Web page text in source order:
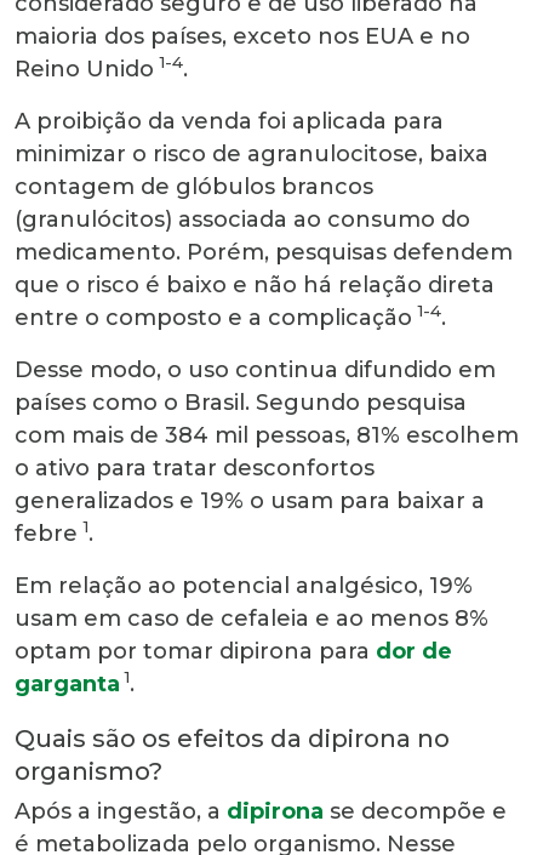
maioria dos países, exceto nos EUA e no
Reino Unido 1-4.
A proibição da venda foi aplicada para
minimizar o risco de agranulocitose, baixa
contagem de glóbulos brancos
(granulócitos) associada ao consumo do
medicamento. Porém, pesquisas defendem
que o risco é baixo e não há relação direta
entre o composto e a complicação 1-4.
Desse modo, o uso continua difundido em
países como o Brasil. Segundo pesquisa
com mais de 384 mil pessoas, 81% escolhem
o ativo para tratar desconfortos
generalizados e 19% o usam para baixar a
febre 1.
Em relação ao potencial analgésico, 19%
usam em caso de cefaleia e ao menos 8%
optam por tomar dipirona para dor de
garganta 1.
Quais são os efeitos da dipirona no
organismo?
Após a ingestão, a dipirona se decompõe e
é metabolizada pelo organismo. Nesse